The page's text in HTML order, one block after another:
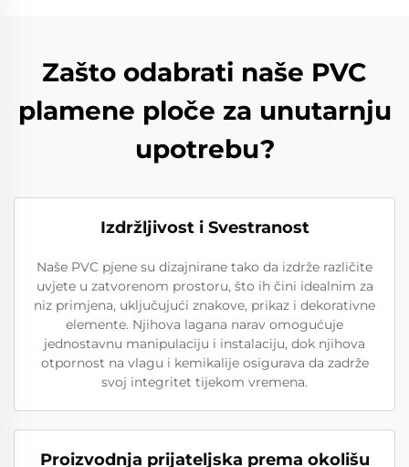
Zašto odabrati naše PVC
plamene ploče za unutarnju
upotrebu?
Izdržljivost i Svestranost
Naše PVC pjene su dizajnirane tako da izdrže različite
uvjete u zatvorenom prostoru, što ih čini idealnim za
niz primjena, uključujući znakove, prikaz i dekorativne
elemente. Njihova lagana narav omogućuje
jednostavnu manipulaciju i instalaciju, dok njihova
otpornost na vlagu i kemikalije osigurava da zadrže
svoj integritet tijekom vremena.
Proizvodnja prijateljska prema okolišu